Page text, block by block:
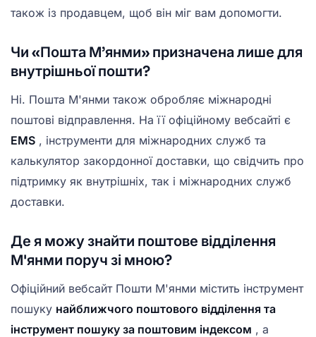
також із продавцем, щоб він міг вам допомогти.
Чи «Пошта М’янми» призначена лише для
внутрішньої пошти?
Ні. Пошта М'янми також обробляє міжнародні
поштові відправлення. На її офіційному вебсайті є
EMS , інструменти для міжнародних служб та
калькулятор закордонної доставки, що свідчить про
підтримку як внутрішніх, так і міжнародних служб
доставки.
Де я можу знайти поштове відділення
М'янми поруч зі мною?
Офіційний вебсайт Пошти М'янми містить інструмент
пошуку найближчого поштового відділення та
інструмент пошуку за поштовим індексом , а